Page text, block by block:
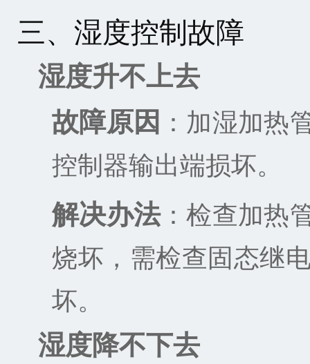
三、湿度控制故障
湿度升不上去
故障原因 ：加湿加热
控制器输出端损坏。
解决办法：检查加热
烧坏，需检查固态继
坏。
湿度降不下去